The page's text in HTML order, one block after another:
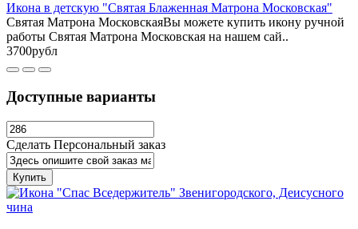
Икона в детскую "Святая Блаженная Матрона Московская"
Святая Матрона МосковскаяВы можете купить икону ручной
работы Святая Матрона Московская на нашем сай..
3700рубл
Доступные варианты
Сделать Персональный заказ
Купить